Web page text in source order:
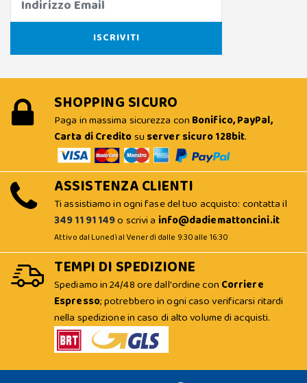
SHOPPING SICURO
Paga in massima sicurezza con Bonifico, PayPal,
Carta di Creditosu server sicuro 128bit.
ASSISTENZA CLIENTI
Ti assistiamo in ogni fase del tuo acquisto: contatta il
349 11 91 149o scrivi a info@dadiemattoncini.it
Attivo dal Lunedì al Venerdì dalle 9:30 alle 16:30
TEMPI DI SPEDIZIONE
Spediamo in 24/48 ore dall'ordine con Corriere
Espresso; potrebbero in ogni caso verificarsi ritardi
nella spedizione in caso di alto volume di acquisti.